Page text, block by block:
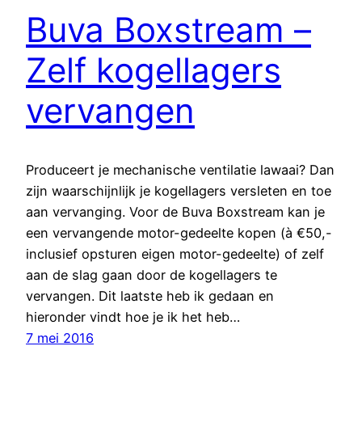
Buva Boxstream –
Zelf kogellagers
vervangen
Produceert je mechanische ventilatie lawaai? Dan
zijn waarschijnlijk je kogellagers versleten en toe
aan vervanging. Voor de Buva Boxstream kan je
een vervangende motor-gedeelte kopen (à €50,-
inclusief opsturen eigen motor-gedeelte) of zelf
aan de slag gaan door de kogellagers te
vervangen. Dit laatste heb ik gedaan en
hieronder vindt hoe je ik het heb…
7 mei 2016